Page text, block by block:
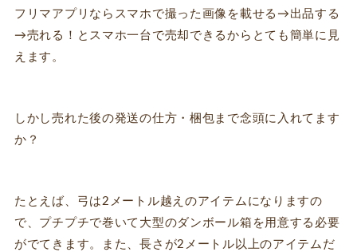
フリマアプリならスマホで撮った画像を載せる→出品する
→売れる！とスマホ一台で売却できるからとても簡単に見
えます。
しかし売れた後の発送の仕方・梱包まで念頭に入れてます
か？
たとえば、弓は2メートル越えのアイテムになりますの
で、プチプチで巻いて大型のダンボール箱を用意する必要
がでてきます。また、長さが2メートル以上のアイテムだ